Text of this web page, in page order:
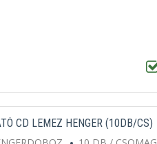
CD LEMEZ HENGER (10DB/CS)